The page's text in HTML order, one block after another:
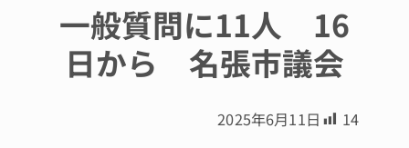
一般質問に11人 16
日から 名張市議会
2025年6月11日 14